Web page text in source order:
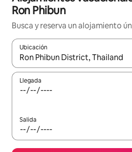
Ron Phibun
Busca y reserva un alojamiento
Ubicación
Cuando los resultados estén
Llegada
Salida